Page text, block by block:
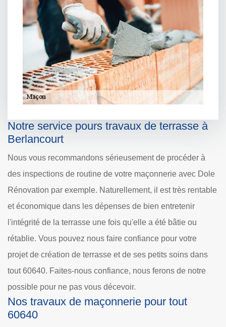
Notre service pours travaux de terrasse à
Berlancourt
Nous vous recommandons sérieusement de procéder à
des inspections de routine de votre maçonnerie avec Dole
Rénovation par exemple. Naturellement, il est très rentable
et économique dans les dépenses de bien entretenir
l'intégrité de la terrasse une fois qu'elle a été bâtie ou
rétablie. Vous pouvez nous faire confiance pour votre
projet de création de terrasse et de ses petits soins dans
tout 60640. Faites-nous confiance, nous ferons de notre
possible pour ne pas vous décevoir.
Nos travaux de maçonnerie pour tout
60640